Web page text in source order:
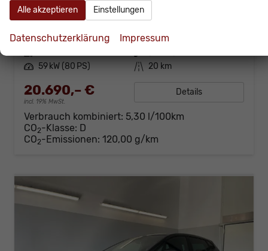
sofort lieferbar Neuwagen
Fahrzeugnr. 60475 Getriebe Schalt. 5-Gang
Leistung 59 kW (80 PS) Kilometerstand 20 km
20.690,– €
incl. 19% MwSt.
Details
Verbrauch kombiniert: 5,30 l/100km
CO2-Klasse: D
CO2-Emissionen: 120,00 g/km
Alle akzeptieren Einstellungen
Datenschutzerklärung Impressum